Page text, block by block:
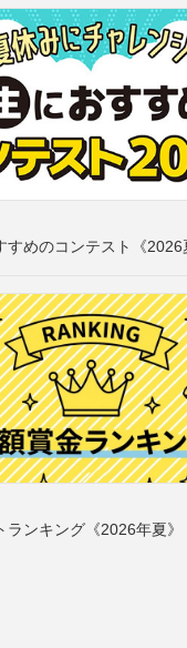
すめのコンテスト《2026
ンキング《2026年夏》